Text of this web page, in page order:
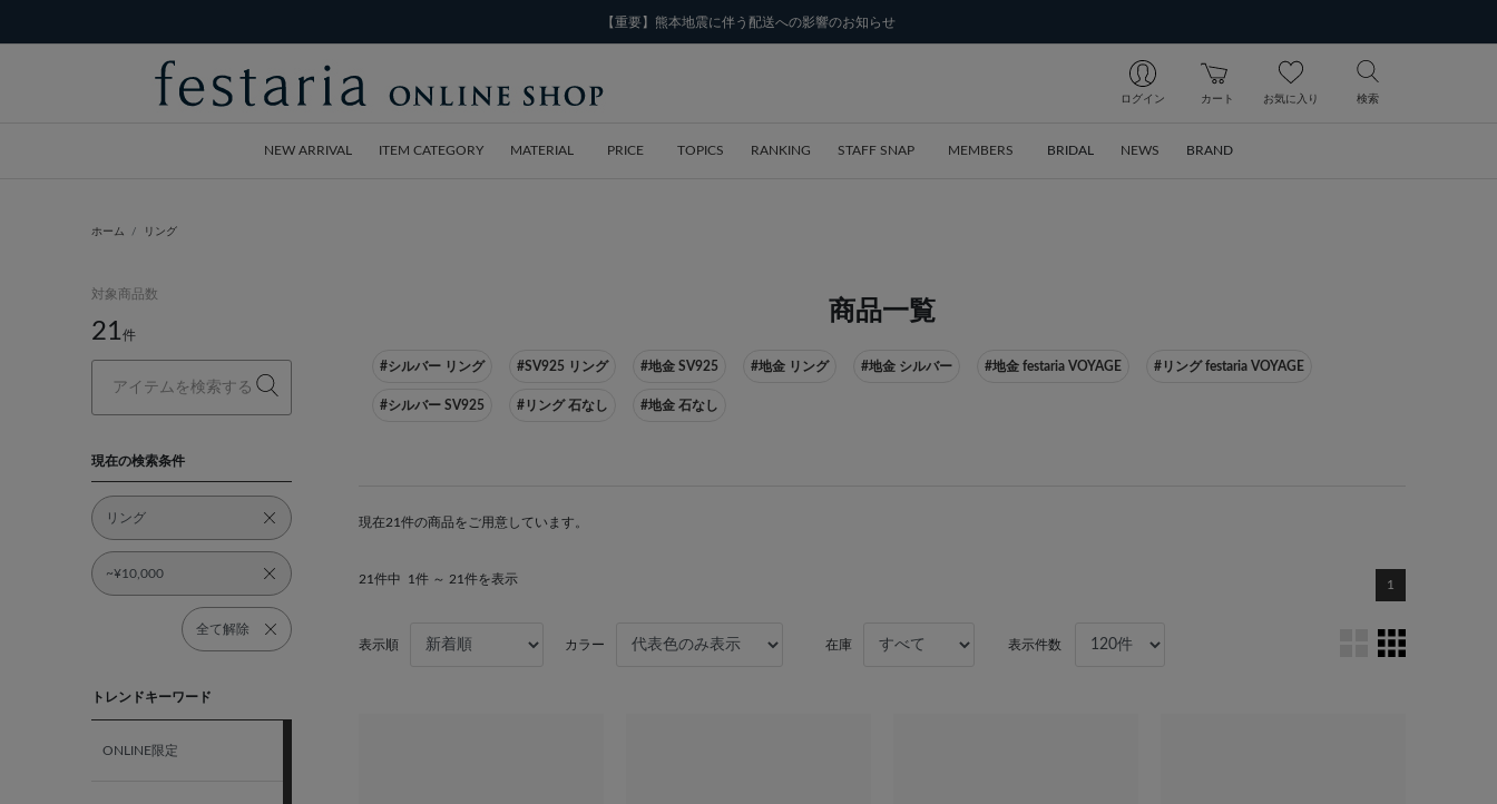
【重要】熊本地震に伴う配送への影響のお知らせ
ログイン カート お気に入り 検索
NEW ARRIVAL ITEM CATEGORY MATERIAL PRICE TOPICS RANKING STAFF SNAP MEMBERS BRIDAL NEWS BRAND
ホーム リング
対象商品数
21件
現在の検索条件
リング
~¥10,000
全て解除
トレンドキーワード
ONLINE限定
商品一覧
#シルバー リング #SV925 リング #地金 SV925 #地金 リング #地金 シルバー #地金 festaria VOYAGE #リング festaria VOYAGE
#シルバー SV925 #リング 石なし #地金 石なし
現在21件の商品をご用意しています。
21件中 1件 ～ 21件を表示 1
表示順 カラー 在庫 表示件数